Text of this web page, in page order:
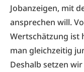
Jobanzeigen, mit
ansprechen will.
Wertschätzung ist
man gleichzeitig
Deshalb setzen